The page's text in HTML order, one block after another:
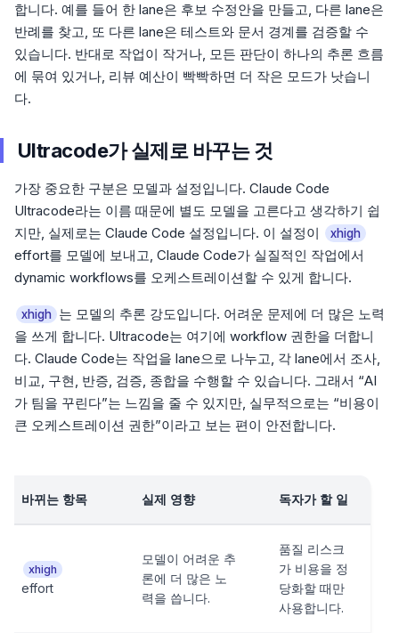
합니다. 예를 들어 한 lane은 후보 수정안을 만들고, 다른 lane은
반례를 찾고, 또 다른 lane은 테스트와 문서 경계를 검증할 수
있습니다. 반대로 작업이 작거나, 모든 판단이 하나의 추론 흐름
에 묶여 있거나, 리뷰 예산이 빡빡하면 더 작은 모드가 낫습니
다.
Ultracode가 실제로 바꾸는 것
가장 중요한 구분은 모델과 설정입니다. Claude Code
Ultracode라는 이름 때문에 별도 모델을 고른다고 생각하기 쉽
지만, 실제로는 Claude Code 설정입니다. 이 설정이
xhigh
effort를 모델에 보내고, Claude Code가 실질적인 작업에서
dynamic workflows를 오케스트레이션할 수 있게 합니다.
xhigh 는 모델의 추론 강도입니다. 어려운 문제에 더 많은 노력
을 쓰게 합니다. Ultracode는 여기에 workflow 권한을 더합니
다. Claude Code는 작업을 lane으로 나누고, 각 lane에서 조사,
비교, 구현, 반증, 검증, 종합을 수행할 수 있습니다. 그래서 “AI
가 팀을 꾸린다”는 느낌을 줄 수 있지만, 실무적으로는 “비용이
큰 오케스트레이션 권한”이라고 보는 편이 안전합니다.
바뀌는 항목 실제 영향 독자가 할 일
xhigh
effort
모델이 어려운 추
론에 더 많은 노
력을 씁니다.
품질 리스크
가 비용을 정
당화할 때만
사용합니다.